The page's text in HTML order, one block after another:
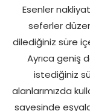
Esenler
seferler
dilediğiniz süre
Ayrıca geniş
istediğiniz
alanlarımızda
sayesinde